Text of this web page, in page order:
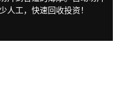
人工，快速回收投资！